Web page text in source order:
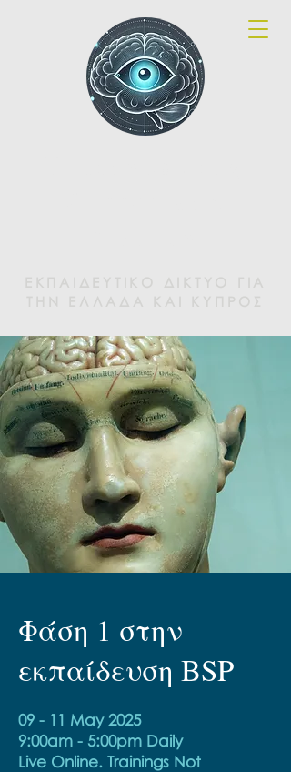
Φάση 1 στην
εκπαίδευση BSP
09 - 11 May 2025
9:00am - 5:00pm Daily
Live Online. Trainings Not